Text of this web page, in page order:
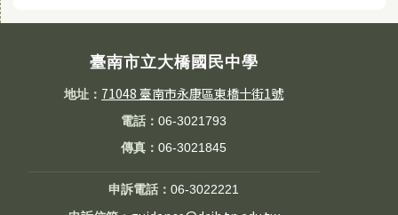
臺南市立大橋國民中學
地址： 71048 臺南市永康區東橋十街1號
電話：06-3021793
傳真：06-3021845
申訴電話：06-3022221